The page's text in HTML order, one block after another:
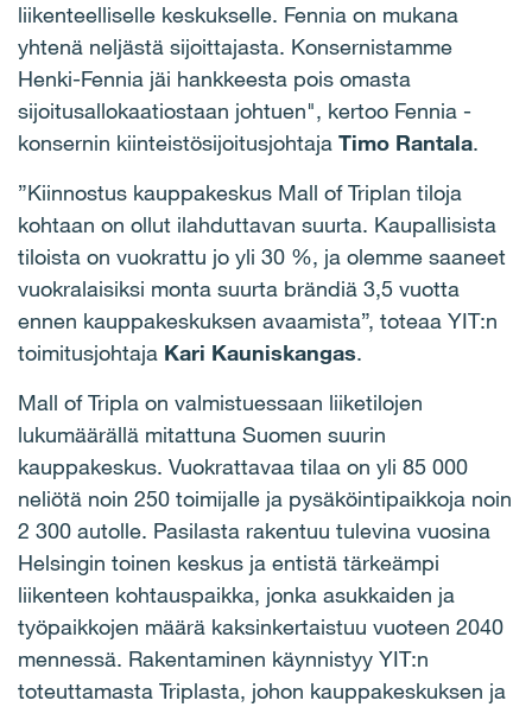
liikenteelliselle keskukselle. Fennia on mukana
yhtenä neljästä sijoittajasta. Konsernistamme
Henki-Fennia jäi hankkeesta pois omasta
sijoitusallokaatiostaan johtuen", kertoo Fennia -
konsernin kiinteistösijoitusjohtaja Timo Rantala.
”Kiinnostus kauppakeskus Mall of Triplan tiloja
kohtaan on ollut ilahduttavan suurta. Kaupallisista
tiloista on vuokrattu jo yli 30 %, ja olemme saaneet
vuokralaisiksi monta suurta brändiä 3,5 vuotta
ennen kauppakeskuksen avaamista”, toteaa YIT:n
toimitusjohtaja Kari Kauniskangas.
Mall of Tripla on valmistuessaan liiketilojen
lukumäärällä mitattuna Suomen suurin
kauppakeskus. Vuokrattavaa tilaa on yli 85 000
neliötä noin 250 toimijalle ja pysäköintipaikkoja noin
2 300 autolle. Pasilasta rakentuu tulevina vuosina
Helsingin toinen keskus ja entistä tärkeämpi
liikenteen kohtauspaikka, jonka asukkaiden ja
työpaikkojen määrä kaksinkertaistuu vuoteen 2040
mennessä. Rakentaminen käynnistyy YIT:n
toteuttamasta Triplasta, johon kauppakeskuksen ja